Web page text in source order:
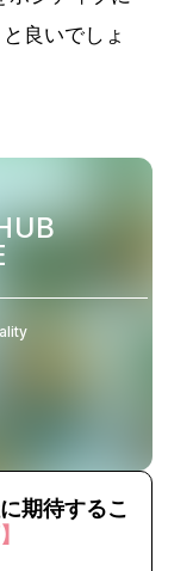
良いでしょ
期待するこ